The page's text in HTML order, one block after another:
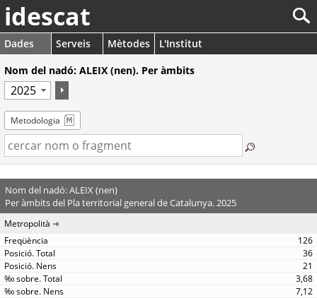
idescat
Dades Serveis Mètodes
L'Institut
Nom del nadó: ALEIX (nen). Per àmbits
Metodologia
Nom del nadó: ALEIX (nen)
Per àmbits del Pla territorial general de Catalunya. 2025
Metropolità
126
36
21
3,68
7,12